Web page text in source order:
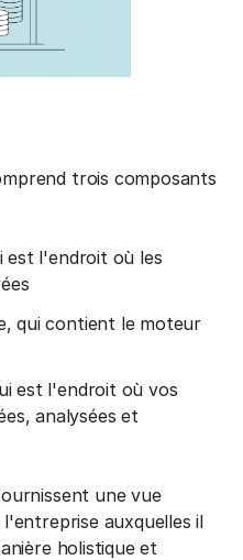
trois composants
est l'endroit où les
qui contient le moteur
est l'endroit où vos
analysées et
une vue
auxquelles il
holistique et